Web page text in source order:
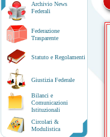
Archivio News
Federali
Federazione
Trasparente
Statuto e Regolamenti
Giustizia Federale
Bilanci e
Comunicazioni
Istituzionali
Circolari &
Modulistica